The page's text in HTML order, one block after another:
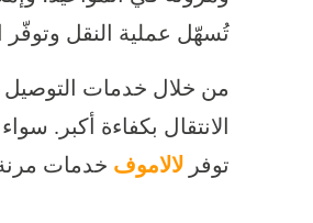
تُسهّل عملية النقل وتوفّر
من خلال خدمات التوصيل
الانتقال بكفاءة أكبر.
توفر لالاموف خدمات